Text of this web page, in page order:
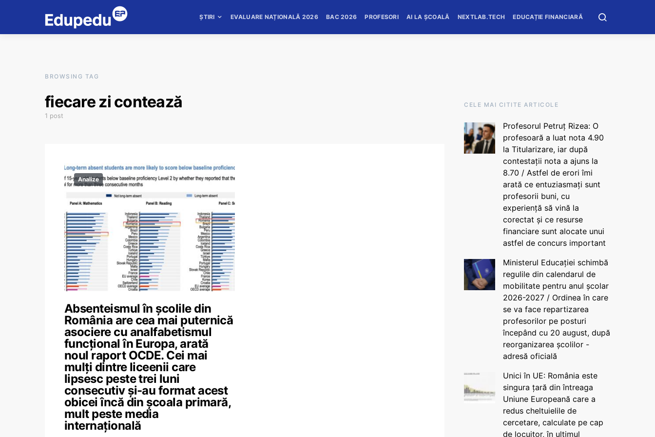
ȘTIRI EVALUARE NAȚIONALĂ 2026 BAC 2026 PROFESORI AI LA ȘCOALĂ NEXTLAB.TECH EDUCAȚIE FINANCIARĂ
BROWSING TAG
fiecare zi contează
1 post
Analize
Absenteismul în școlile din
România are cea mai puternică
asociere cu analfabetismul
funcțional în Europa, arată
noul raport OCDE. Cei mai
mulți dintre liceenii care
lipsesc peste trei luni
consecutiv și-au format acest
obicei încă din școala primară,
mult peste media
internațională
CELE MAI CITITE ARTICOLE
Profesorul Petruț Rizea: O
profesoară a luat nota 4.90
la Titularizare, iar după
contestații nota a ajuns la
8.70 / Astfel de erori îmi
arată ce entuziasmați sunt
profesorii buni, cu
experiență să vină la
corectat și ce resurse
financiare sunt alocate unui
astfel de concurs important
Ministerul Educației schimbă
regulile din calendarul de
mobilitate pentru anul școlar
2026-2027 / Ordinea în care
se va face repartizarea
profesorilor pe posturi
începând cu 20 august, după
reorganizarea școlilor -
adresă oficială
Unici în UE: România este
singura țară din întreaga
Uniune Europeană care a
redus cheltuielile de
cercetare, calculate pe cap
de locuitor, în ultimul